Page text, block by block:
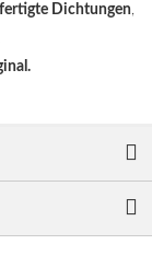
Dichtungen